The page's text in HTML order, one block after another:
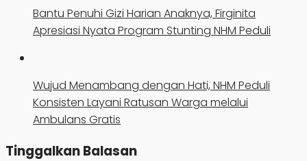
Bantu Penuhi Gizi Harian Anaknya, Firginita
Apresiasi Nyata Program Stunting NHM Peduli
Wujud Menambang dengan Hati, NHM Peduli
Konsisten Layani Ratusan Warga melalui
Ambulans Gratis
Tinggalkan Balasan